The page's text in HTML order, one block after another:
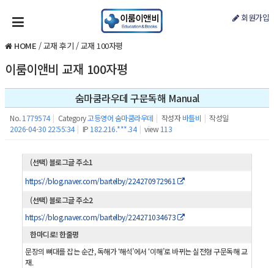
회원가입
HOME /교재 후기 /교재 100자평
이룸이앤비 교재 100자평
숨마쿰라우데 구문독해 Manual
No. 1779574 | Category고등영어 숨마쿰라우데 | 작성자 바틀비 | 작성일
2026-04-30 22:55:34 | IP 182.216.***.34 | view 113
(선택) 블로그글 주소1
https://blog.naver.com/bartelby/224270972961
(선택) 블로그글 주소2
https://blog.naver.com/bartelby/224271034673
한마디로! 한줄평
문장의 뼈대를 잡는 순간, 독해가 ‘해석’에서 ‘이해’로 바뀌는 실전형 구문독해 교
재.